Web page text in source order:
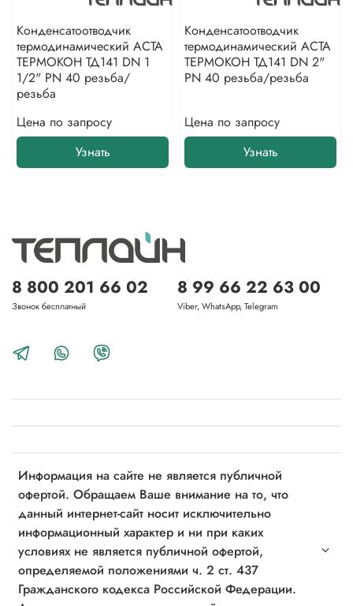
Конденсатоотводчик
термодинамический АСТА
ТЕРМОКОН ТД141 DN 1
1/2" PN 40 резьба/
резьба
Цена по запросу
Узнать
Конденсатоотводчик
термодинамический АСТА
ТЕРМОКОН ТД141 DN 2"
PN 40 резьба/резьба
Цена по запросу
Узнать
Информация на сайте не является публичной
офертой. Обращаем Ваше внимание на то, что
данный интернет-сайт носит исключительно
информационный характер и ни при каких
условиях не является публичной офертой,
определяемой положениями ч. 2 ст. 437
Гражданского кодекса Российской Федерации.
8 800 201 66 02
Звонок бесплатный
8 99 66 22 63 00
Viber, WhatsApp, Telegram